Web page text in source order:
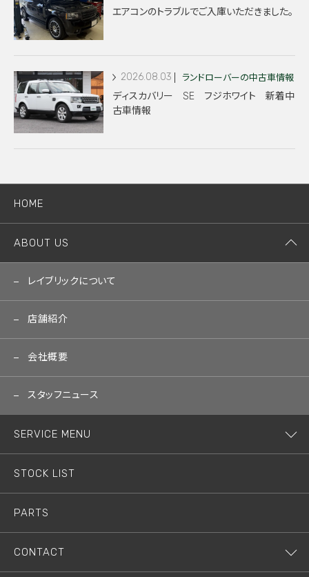
エアコンのトラブルでご入庫いただきました。
2026.08.03 ランドローバーの中古車情報
ディスカバリー SE フジホワイト 新着中
古車情報
HOME
ABOUT US
レイブリックについて
店舗紹介
会社概要
スタッフニュース
SERVICE MENU
STOCK LIST
PARTS
CONTACT